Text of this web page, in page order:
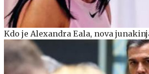
Kdo je Alexandra Eala, nova